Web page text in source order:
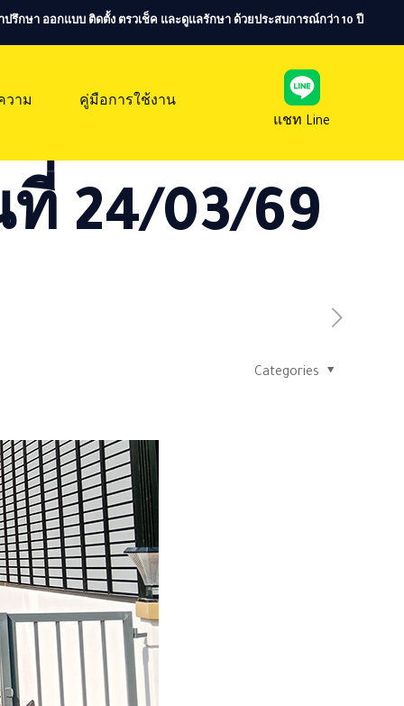
ปรึกษา ออกแบบ ติดตั้ง ตรวเช็ค และดูแลรักษา ด้วยประสบการณ์กว่า 10 ปี
วาม
คู่มือการใช้งาน
แชท Line
24/03/69
Categories